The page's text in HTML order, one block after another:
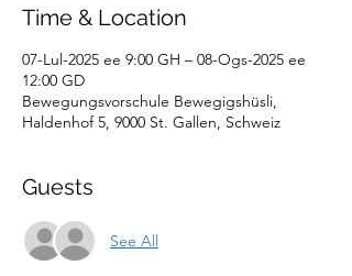
Time & Location
07-Lul-2025 ee 9:00 GH – 08-Ogs-2025 ee
12:00 GD
Bewegungsvorschule Bewegigshüsli,
Haldenhof 5, 9000 St. Gallen, Schweiz
Guests
See All